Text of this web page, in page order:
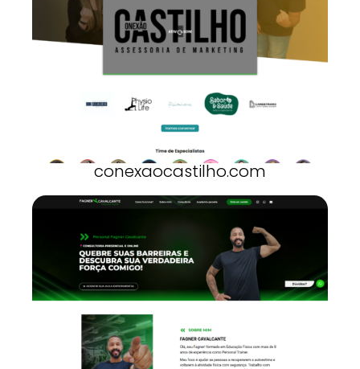
conexaocastilho.com